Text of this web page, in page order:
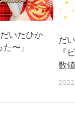
だ
『
数
いたひか
〜』